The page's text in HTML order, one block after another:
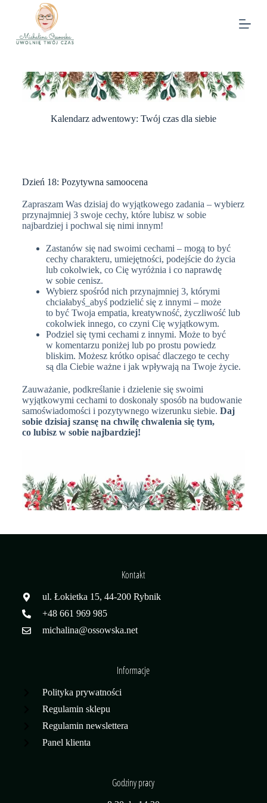
Kalendarz adwentowy: Twój czas dla siebie
Dzień 18: Pozytywna samoocena
Zapraszam Was dzisiaj do wyjątkowego zadania – wybierz
przynajmniej 3 swoje cechy, które lubisz w sobie
najbardziej i pochwal się nimi innym!
Zastanów się nad swoimi cechami – mogą to być
cechy charakteru, umiejętności, podejście do życia
lub cokolwiek, co Cię wyróżnia i co naprawdę
w sobie cenisz.
Wybierz spośród nich przynajmniej 3, którymi
chciałabyś_abyś podzielić się z innymi – może
to być Twoja empatia, kreatywność, życzliwość lub
cokolwiek innego, co czyni Cię wyjątkowym.
Podziel się tymi cechami z innymi. Może to być
w komentarzu poniżej lub po prostu powiedz
bliskim. Możesz krótko opisać dlaczego te cechy
są dla Ciebie ważne i jak wpływają na Twoje życie.
Zauważanie, podkreślanie i dzielenie się swoimi
wyjątkowymi cechami to doskonały sposób na budowanie
samoświadomości i pozytywnego wizerunku siebie. Daj
sobie dzisiaj szansę na chwilę chwalenia się tym,
co lubisz w sobie najbardziej!
Kontakt
ul. Łokietka 15, 44-200 Rybnik
+48 661 969 985
michalina@ossowska.net
Informacje
Polityka prywatności
Regulamin sklepu
Regulamin newslettera
Panel klienta
Godziny pracy